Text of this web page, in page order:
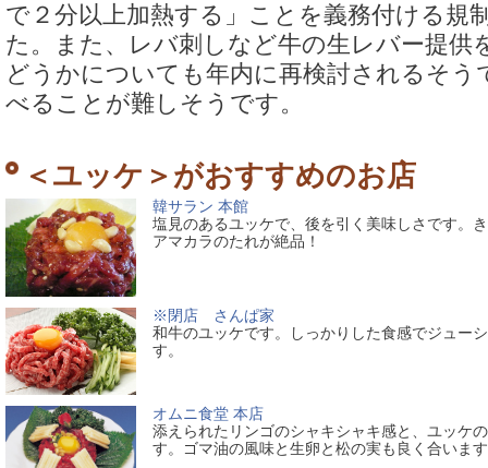
で２分以上加熱する」ことを義務付ける規
た。また、レバ刺しなど牛の生レバー提供
どうかについても年内に再検討されるそう
べることが難しそうです。
＜ユッケ＞がおすすめのお店
韓サラン 本館
塩見のあるユッケで、後を引く美味しさです。
アマカラのたれが絶品！
※閉店 さんぱ家
和牛のユッケです。しっかりした食感でジュー
す。
オムニ食堂 本店
添えられたリンゴのシャキシャキ感と、ユッケ
す。ゴマ油の風味と生卵と松の実も良く合いま